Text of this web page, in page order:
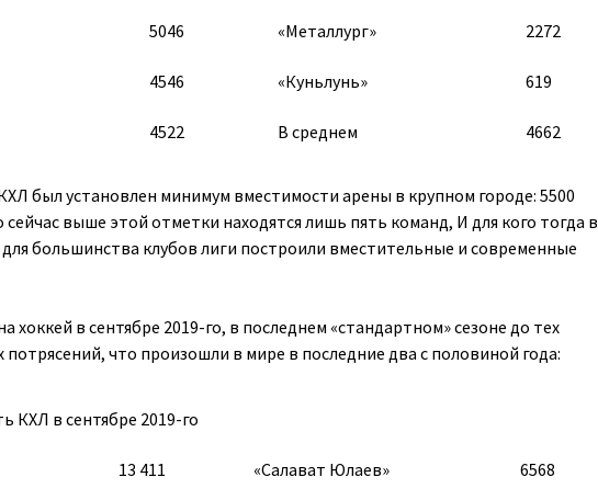
5046 «Металлург» 2272
4546 «Куньлунь» 619
4522 В среднем 4662
был установлен минимум вместимости арены в крупном городе: 5500
выше этой отметки находятся лишь пять команд, И для кого тогда в
большинства клубов лиги построили вместительные и современные
хоккей в сентябре 2019-го, в последнем «стандартном» сезоне до тех
потрясений, что произошли в мире в последние два с половиной года:
КХЛ в сентябре 2019-го
13 411 «Салават Юлаев» 6568